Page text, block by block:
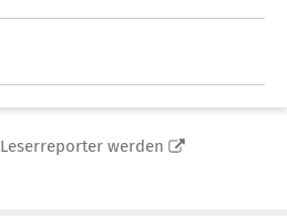
Leserreporter werden